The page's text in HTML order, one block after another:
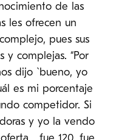
de las
les ofrecen un
pues sus
y complejas. “Por
dijo `bueno, yo
es mi porcentaje
competidor. Si
y yo la vendo